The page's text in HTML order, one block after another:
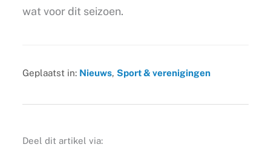
wat voor dit seizoen.
Geplaatst in: Nieuws, Sport & verenigingen
Deel dit artikel via: